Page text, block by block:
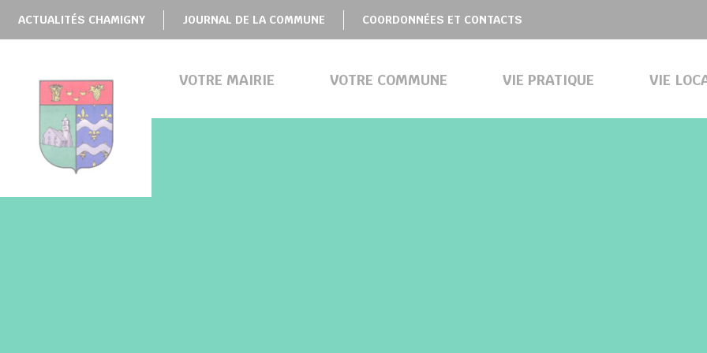
( VOTRE MAIRIE )
( VOTRE COMMUNE )
( VIE PRATIQUE )
ACTUALITÉS CHAMIGNY JOURNAL DE LA COMMUNE COORDONNÉES ET CONTACTS
VOTRE MAIRIE VOTRE COMMUNE VIE PRATIQUE VIE
Panneau de gestion des cookies